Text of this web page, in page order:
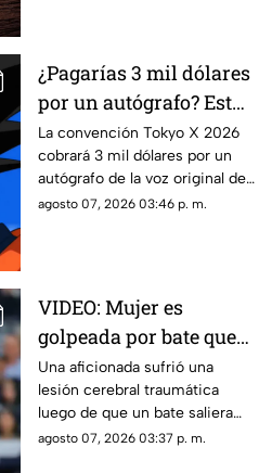
¿Pagarías 3 mil dólares
por un autógrafo? Esto
cobra quien da voz a
Goku e indigna a los
fans
La convención Tokyo X 2026
cobrará 3 mil dólares por un
autógrafo de la voz original de
Goku en Dragon Ball. Fans
agosto 07, 2026 03:46 p. m.
VIDEO: Mujer es
golpeada por bate que
salió volando en
partido de los Yankees;
los demandó por 10
millones de dólares
Una aficionada sufrió una
lesión cerebral traumática
luego de que un bate saliera
disparado hacia las gradas en
agosto 07, 2026 03:37 p. m.